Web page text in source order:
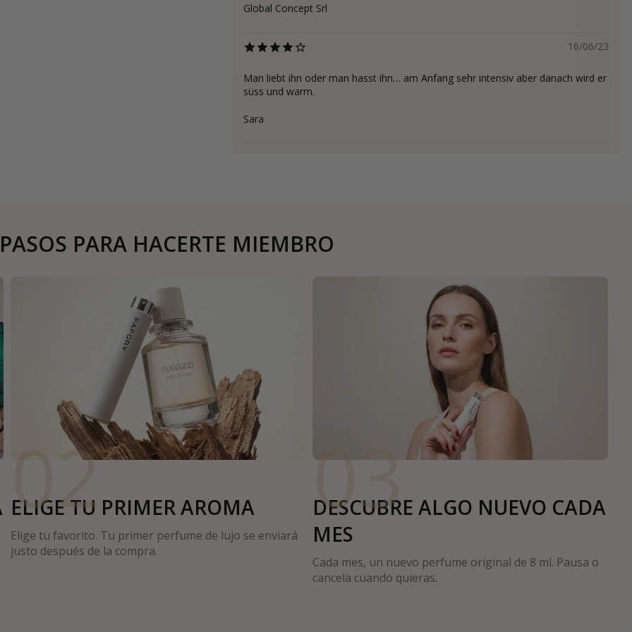
Global Concept Srl
16/06/23
Man liebt ihn oder man hasst ihn… am Anfang sehr intensiv aber danach wird er
süss und warm.
Sara
PARA HACERTE MIEMBRO
02
ELIGE TU PRIMER AROMA
Elige tu favorito. Tu primer perfume de lujo se enviará
justo después de la compra.
03
DESCUBRE ALGO NUEVO CADA
MES
Cada mes, un nuevo perfume original de 8 ml. Pausa o
cancela cuando quieras.